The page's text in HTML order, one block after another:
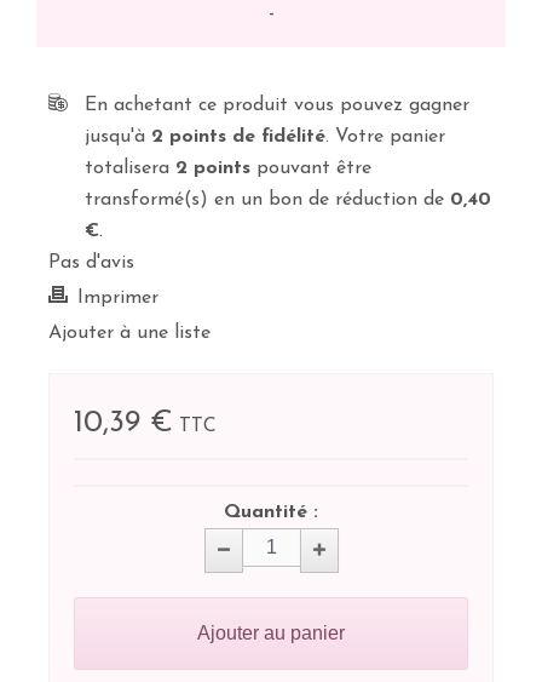
-
En achetant ce produit vous pouvez gagner
jusqu'à 2 points de fidélité. Votre panier
totalisera 2 points pouvant être
transformé(s) en un bon de réduction de 0,40
€.
Pas d'avis
Imprimer
Ajouter à une liste
10,39 € TTC
Quantité :
Ajouter au panier